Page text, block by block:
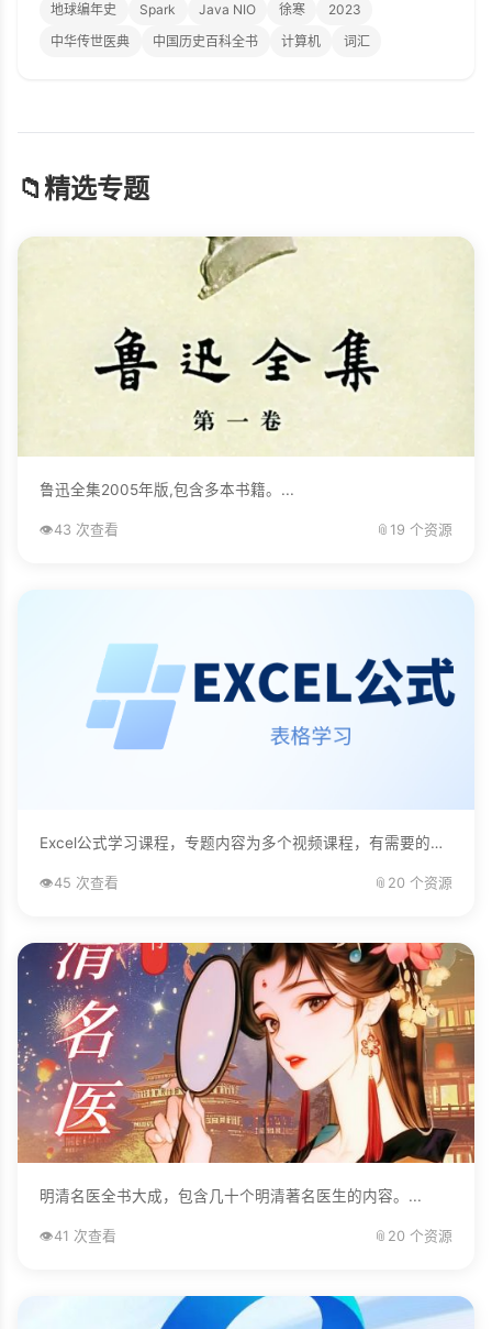
地球编年史
Spark Java NIO 徐寒
2023
中华传世医典
中国历史百科全书 计算机 词汇
📁精选专题
鲁迅全集2005年版,包含多本书籍。...
👁️43 次查看 📎 19 个资源
Excel公式学习课程，专题内容为多个视频课程，有需要的自己下载学习。...
👁️45 次查看 📎 20 个资源
明清名医全书大成，包含几十个明清著名医生的内容。...
👁️41 次查看 📎 20 个资源